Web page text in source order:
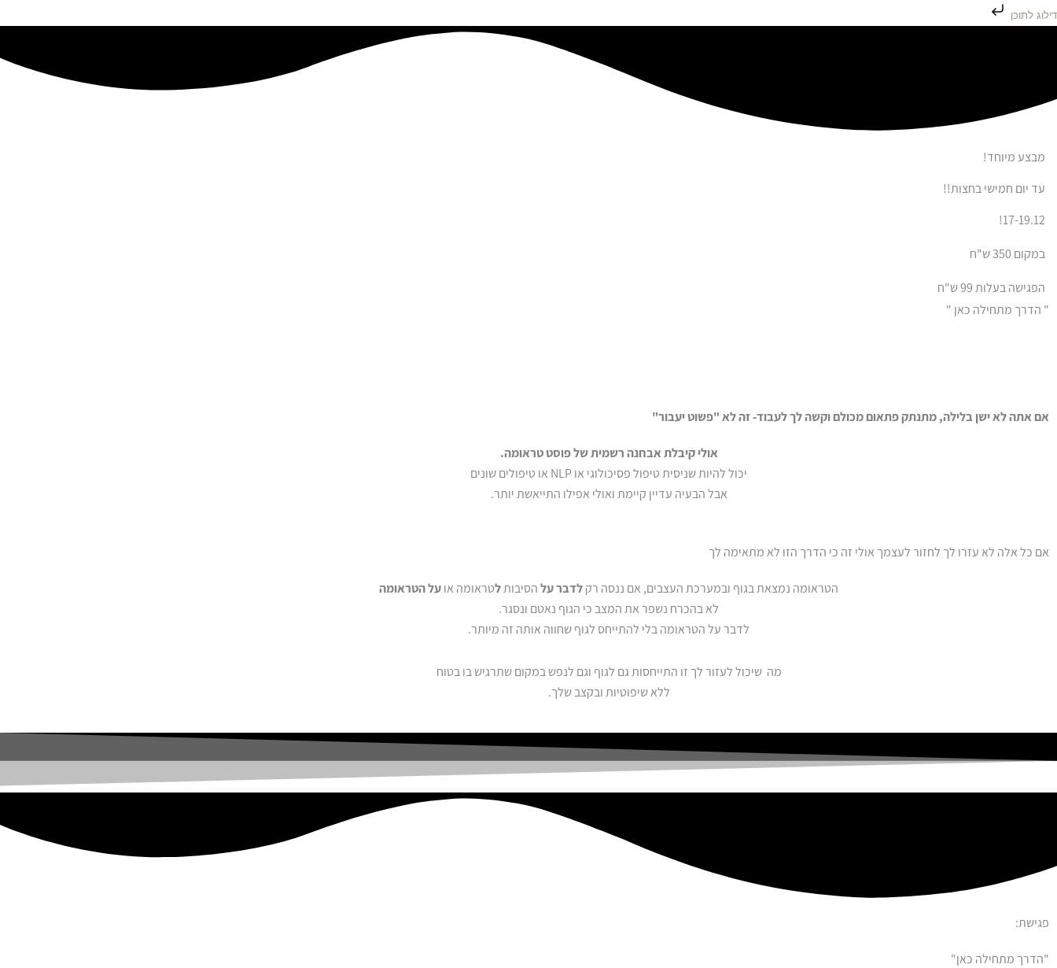
דילוג לתוכן
מבצע מיוחד!
עד יום חמישי בחצות!!
17-19.12!
במקום 350ש"ח
הפגישה בעלות 99 ש"ח
" הדרך מתחילה כאן "
אם אתה לא ישן בלילה, מתנתק פתאום מכולם וקשה לך לעבוד- זה לא "פשוט יעבור"
אולי קיבלת אבחנה רשמית של פוסט טראומה.
יכול להיות שניסית טיפול פסיכולוגי או NLP או טיפולים שונים
אבל הבעיה עדיין קיימת ואולי אפילו התייאשת יותר.
אם כל אלה לא עזרו לך לחזור לעצמך אולי זה כי הדרך הזו לאמתאימה לך
הטראומה נמצאת בגוף ובמערכת העצבים, אם ננסה רקלדבר עלהסיבותלטראומה אועל הטראומה
לא בהכרח נשפר את המצב כי הגוף נאטם ונסגר.
לדבר על הטראומה בלי להתייחס לגוף שחווה אותה זה מיותר.
מה שיכול לעזור לך זו התייחסות גם לגוף וגם לנפש במקום שתרגיש בו בטוח
ללא שיפוטיות ובקצב שלך.
פגישת:
"הדרך מתחילה כאן"